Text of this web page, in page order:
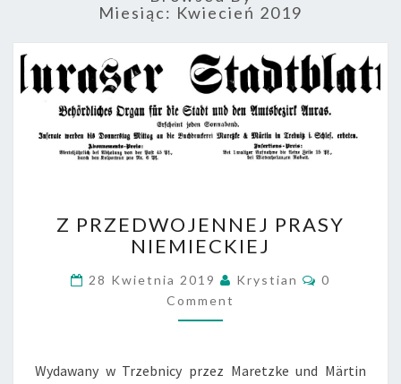
Miesiąc: Kwiecień 2019
PRZEDWOJENNEJ
PRASY
Z PRZEDWOJENNEJ PRASY
NIEMIECKIEJ
28 Kwietnia 2019 Krystian Comments
0
Comment
Wydawany w Trzebnicy przez Maretzke und Märtin